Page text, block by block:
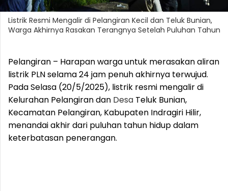
Listrik Resmi Mengalir di Pelangiran Kecil dan Teluk Bunian,
Warga Akhirnya Rasakan Terangnya Setelah Puluhan Tahun
Pelangiran – Harapan warga untuk merasakan aliran
listrik PLN selama 24 jam penuh akhirnya terwujud.
Pada Selasa (20/5/2025), listrik resmi mengalir di
Kelurahan Pelangiran dan Desa Teluk Bunian,
Kecamatan Pelangiran, Kabupaten Indragiri Hilir,
menandai akhir dari puluhan tahun hidup dalam
keterbatasan penerangan.